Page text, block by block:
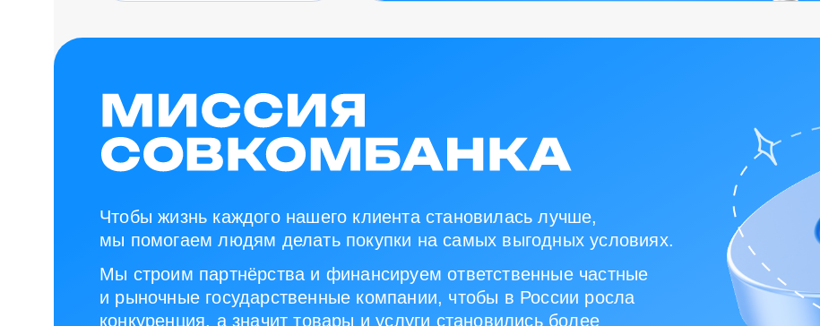
Чтобы жизнь каждого нашего клиента становилась лучше,
мы помогаем людям делать покупки на самых выгодных условиях.
Мы строим партнёрства и финансируем ответственные частные
и рыночные государственные компании, чтобы в России росла
конкуренция, а значит товары и услуги становились более